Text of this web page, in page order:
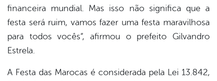
financeira mundial. Mas isso não significa que a
festa será ruim, vamos fazer uma festa maravilhosa
para todos vocês”, afirmou o prefeito Gilvandro
Estrela.
A Festa das Marocas é considerada pela Lei 13.842,